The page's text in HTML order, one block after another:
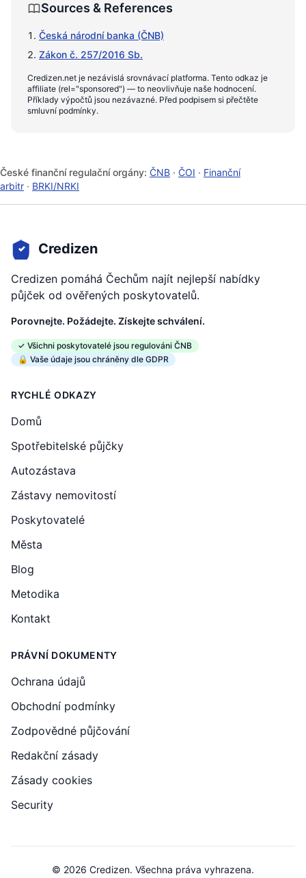
Sources & References
Česká národní banka (ČNB)
Zákon č. 257/2016 Sb.
Credizen.net je nezávislá srovnávací platforma. Tento odkaz je
affiliate (rel="sponsored") — to neovlivňuje naše hodnocení.
Příklady výpočtů jsou nezávazné. Před podpisem si přečtěte
smluvní podmínky.
České finanční regulační orgány: ČNB · ČOI · Finanční
arbitr · BRKI/NRKI
Credizen
Credizen pomáhá Čechům najít nejlepší nabídky
půjček od ověřených poskytovatelů.
Porovnejte. Požádejte. Získejte schválení.
✓ Všichni poskytovatelé jsou regulováni ČNB
🔒 Vaše údaje jsou chráněny dle GDPR
RYCHLÉ ODKAZY
Domů
Spotřebitelské půjčky
Autozástava
Zástavy nemovitostí
Poskytovatelé
Města
Blog
Metodika
Kontakt
PRÁVNÍ DOKUMENTY
Ochrana údajů
Obchodní podmínky
Zodpovědné půjčování
Redakční zásady
Zásady cookies
Security
© 2026 Credizen. Všechna práva vyhrazena.